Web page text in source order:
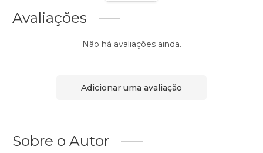
Avaliações
Não há avaliações ainda.
Adicionar uma avaliação
Sobre o Autor